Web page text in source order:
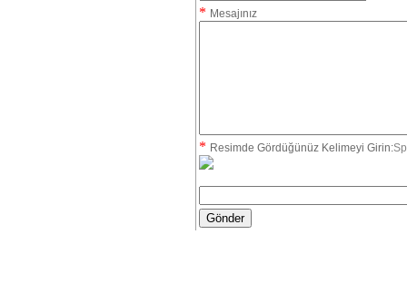
* Mesajınız
* Resimde Gördüğünüz Kelimeyi Girin: